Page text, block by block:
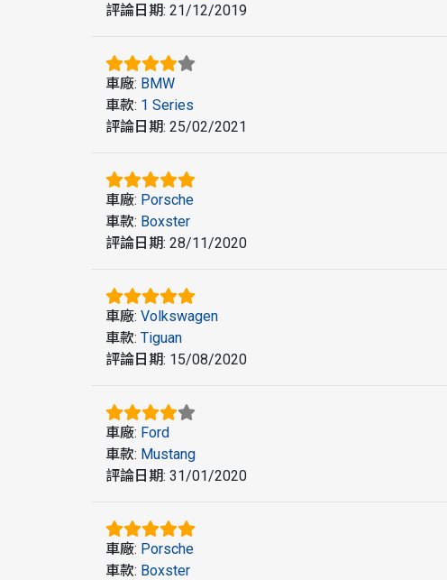
評論日期: 21/12/2019
車廠: BMW
車款: 1 Series
評論日期: 25/02/2021
車廠: Porsche
車款: Boxster
評論日期: 28/11/2020
車廠: Volkswagen
車款: Tiguan
評論日期: 15/08/2020
車廠: Ford
車款: Mustang
評論日期: 31/01/2020
車廠: Porsche
車款: Boxster